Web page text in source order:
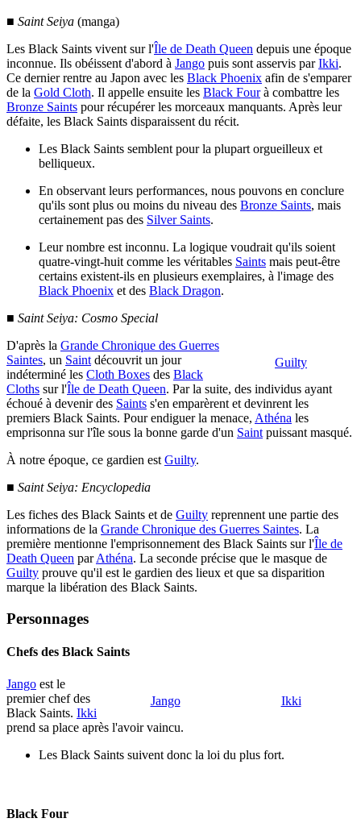
■ Saint Seiya (manga)
Les Black Saints vivent sur l'Île de Death Queen depuis une époque
inconnue. Ils obéissent d'abord à Jango puis sont asservis parIkki.
Ce dernier rentre au Japon avec les Black Phoenix afin de s'emparer
de la Gold Cloth. Il appelle ensuite les Black Fourà combattre les
Bronze Saints pour récupérer les morceaux manquants. Après leur
défaite, les Black Saints disparaissent du récit.
Les Black Saints semblent pour la plupart orgueilleux et
belliqueux.
En observant leurs performances, nous pouvons en conclure
qu'ils sont plus ou moins du niveau des Bronze Saints, mais
certainement pas des Silver Saints.
Leur nombre est inconnu. La logique voudrait qu'ils soient
quatre-vingt-huit comme les véritables Saints mais peut-être
certains existent-ils en plusieurs exemplaires, à l'image des
Black Phoenix et des Black Dragon.
■ Saint Seiya: Cosmo Special
Guilty
D'après la Grande Chronique des Guerres
Saintes, un Saint découvrit un jour
indéterminé les Cloth Boxes des Black
Cloths sur l'Île de Death Queen. Par la suite, des individus ayant
échoué à devenir des Saints s'en emparèrent et devinrent les
premiers Black Saints. Pour endiguer la menace, Athéna les
emprisonna sur l'île sous la bonne garde d'un Saint puissant masqué.
À notre époque, ce gardien est Guilty.
■ Saint Seiya: Encyclopedia
Les fiches des Black Saints et de Guilty reprennent une partie des
informations de la Grande Chronique des Guerres Saintes. La
première mentionne l'emprisonnement des Black Saints sur l'Île de
Death Queen parAthéna. La seconde précise que le masque de
Guilty prouve qu'il est le gardien des lieux et que sa disparition
marque la libération des Black Saints.
Personnages
Chefs des Black Saints
Jango Ikki
Jango est le
premier chef des
Black Saints. Ikki
prend sa place après l'avoir vaincu.
Les Black Saints suivent donc la loi du plus fort.
Black Four